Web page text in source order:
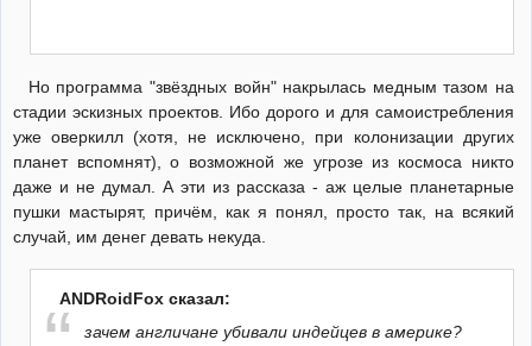
Но программа "звёздных войн" накрылась медным тазом на
стадии эскизных проектов. Ибо дорого и для самоистребления
уже оверкилл (хотя, не исключено, при колонизации других
планет вспомнят), о возможной же угрозе из космоса никто
даже и не думал. А эти из рассказа - аж целые планетарные
пушки мастырят, причём, как я понял, просто так, на всякий
случай, им денег девать некуда.
ANDRoidFox сказал:
зачем англичане убивали индейцев в америке?